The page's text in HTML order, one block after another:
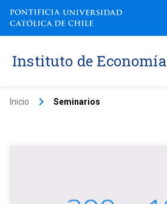
Instituto de Economía
Inicio keyboard_arrow_right Seminarios